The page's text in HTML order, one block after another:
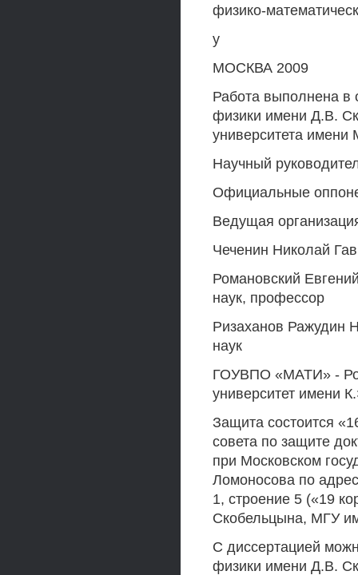
физико-
у
МОСКВА 2009
Работа выполнена в
физики имени Д.В.
университета
Научный
Официальные
Ведущая
Чеченин Николай
Романовский
наук, профессор
Ризаханов Ражудин
наук
ГОУВПО «МАТИ» -
университет имени
Защита состоится
совета по защите
при Московском
Ломоносова по
1, строение 5 («19
Скобельцына, МГУ
С диссертацией
физики имени Д.В.